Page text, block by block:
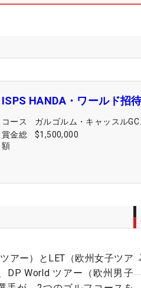
ISPS HANDA・ワールド招
コース
ガルゴルム・キャッスル
賞金総
額
$1,500,000
アー）とLET（欧州女子ツア
DP World ツアー（欧州男子